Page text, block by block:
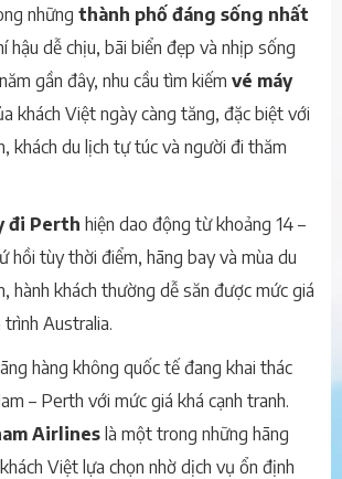
những thành phố đáng sống nhất
hậu dễ chịu, bãi biển đẹp và nhịp sống
gần đây, nhu cầu tìm kiếm vé máy
khách Việt ngày càng tăng, đặc biệt với
khách du lịch tự túc và người đi thăm
đi Perth hiện dao động từ khoảng 14 –
hồi tùy thời điểm, hãng bay và mùa du
hành khách thường dễ săn được mức giá
Australia.
hàng không quốc tế đang khai thác
– Perth với mức giá khá cạnh tranh.
Airlines là một trong những hãng
Việt lựa chọn nhờ dịch vụ ổn định